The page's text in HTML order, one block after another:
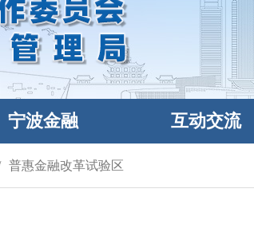
宁波金融 互动交流
普惠金融改革试验区